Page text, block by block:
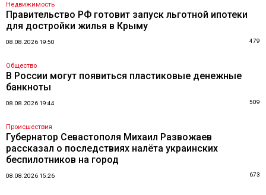
Недвижимость
Правительство РФ готовит запуск льготной ипотеки
для достройки жилья в Крыму
08.08.2026 19:50 479
Общество
В России могут появиться пластиковые денежные
банкноты
08.08.2026 19:44 509
Происшествия
Губернатор Севастополя Михаил Развожаев
рассказал о последствиях налёта украинских
беспилотников на город
08.08.2026 15:26 673